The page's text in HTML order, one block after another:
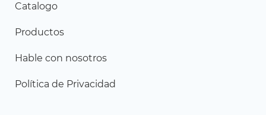
Catalogo
Productos
Hable con nosotros
Política de Privacidad